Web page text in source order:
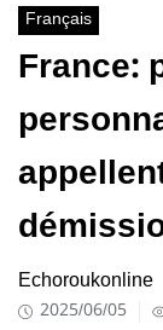
Français
France:
Echoroukonline
2025/06/05